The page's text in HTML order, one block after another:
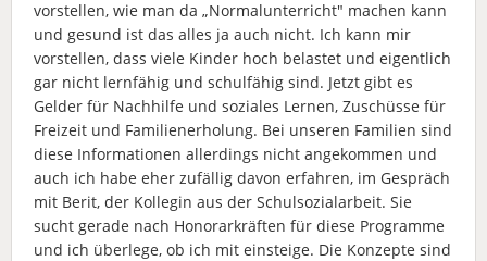
vorstellen, wie man da „Normalunterricht" machen kann
und gesund ist das alles ja auch nicht. Ich kann mir
vorstellen, dass viele Kinder hoch belastet und eigentlich
gar nicht lernfähig und schulfähig sind. Jetzt gibt es
Gelder für Nachhilfe und soziales Lernen, Zuschüsse für
Freizeit und Familienerholung. Bei unseren Familien sind
diese Informationen allerdings nicht angekommen und
auch ich habe eher zufällig davon erfahren, im Gespräch
mit Berit, der Kollegin aus der Schulsozialarbeit. Sie
sucht gerade nach Honorarkräften für diese Programme
und ich überlege, ob ich mit einsteige. Die Konzepte sind